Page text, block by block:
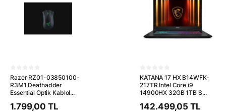
Razer RZ01-03850100-
R3M1 Deathadder
Essential Optik Kablol...
1.799,00 TL
KATANA 17 HX B14WFK-
217TR Intel Core i9
14900HX 32GB 1TB S...
142.499,05 TL